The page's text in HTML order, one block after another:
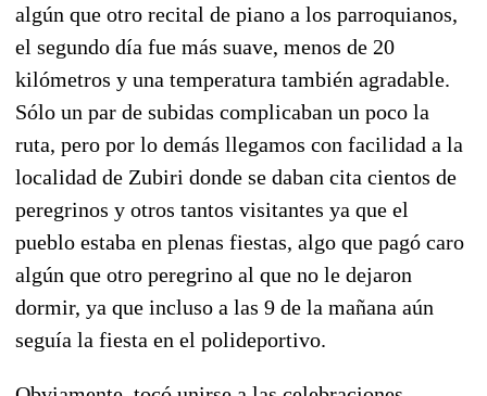
algún que otro recital de piano a los parroquianos,
el segundo día fue más suave, menos de 20
kilómetros y una temperatura también agradable.
Sólo un par de subidas complicaban un poco la
ruta, pero por lo demás llegamos con facilidad a la
localidad de Zubiri donde se daban cita cientos de
peregrinos y otros tantos visitantes ya que el
pueblo estaba en plenas fiestas, algo que pagó caro
algún que otro peregrino al que no le dejaron
dormir, ya que incluso a las 9 de la mañana aún
seguía la fiesta en el polideportivo.